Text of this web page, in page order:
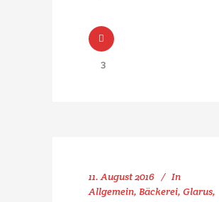
3
11. August 2016
In
Allgemein, Bäckerei, Glarus,